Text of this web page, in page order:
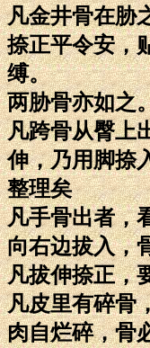
凡金井骨在胁
捺正平令安，
缚。
两胁骨亦如之
凡跨骨从臀上
伸，乃用脚捺
整理矣
凡手骨出者，
向右边拔入，
凡拔伸捺正，
凡皮里有碎骨
肉自烂碎，骨